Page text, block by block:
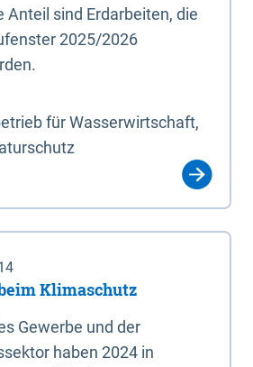
Anteil sind Erdarbeiten, die
2025/2026
für Wasserwirtschaft,
Klimaschutz
Gewerbe und der
haben 2024 in